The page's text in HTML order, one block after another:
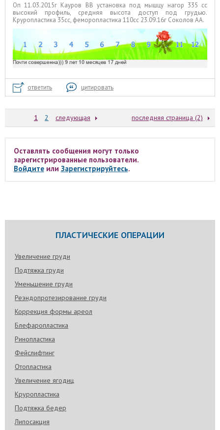
Оп 11.03.2015г Кауров ВВ установка под мышцу нагор 335 сс
высокий профиль, средняя высота доступ под грудью.
Круропластика 35сс, феморопластика 110сс 23.09.16г Соколов АА.
ответить цитировать
1 2 следующая последняя страница (2)
Оставлять сообщения могут только
зарегистрированные пользователи.
Войдитеили Зарегистрируйтесь.
ПЛАСТИЧЕСКИЕ ОПЕРАЦИИ
Увеличение груди
Подтяжка груди
Уменьшение груди
Реэндопротезирование груди
Коррекция формы ареол
Блефаропластика
Ринопластика
Фейслифтинг
Отопластика
Увеличение ягодиц
Круропластика
Подтяжка бедер
Липосакция